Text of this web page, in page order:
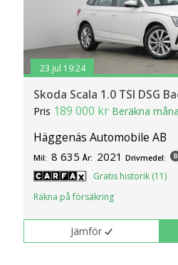
23 jul 19:24
Skoda Scala 1.0 TSI DSG
Pris 189 000 kr Beräkna
Häggenäs Automobile AB
Mil: 8 635 År: 2021 Drivmedel:
Gratis historik (11)
Räkna på försäkring
Jämför